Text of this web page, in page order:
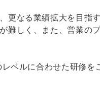
更なる業績拡大を目指
難しく、また、営業の
ベルに合わせた研修を